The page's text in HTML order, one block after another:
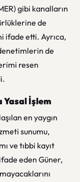
gibi kanalların
de
ifade etti. Ayrıca,
de
resen
Yasal İşlem
en yaygın
sunumu,
ve tıbbi kayıt
eden Güner,